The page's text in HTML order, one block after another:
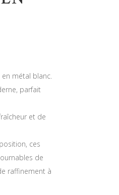
métal blanc.
parfait
et de
ces
de
raffinement à